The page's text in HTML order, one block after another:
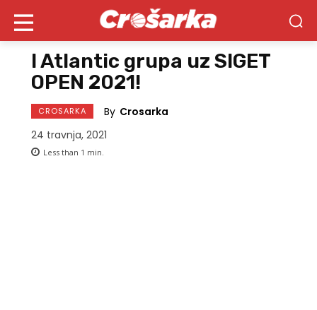
I Atlantic grupa uz SIGET
OPEN 2021!
CROSARKA By Crosarka
24 travnja, 2021
Less than 1 min.